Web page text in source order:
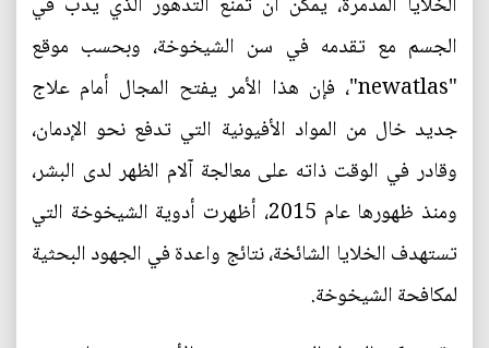
الجسم مع تقدمه في سن الشيخوخة، وبحسب موقع
"newatlas"، فإن هذا الأمر يفتح المجال أمام علاج
جديد خال من المواد الأفيونية التي تدفع نحو الإدمان،
وقادر في الوقت ذاته على معالجة آلام الظهر لدى البشر،
ومنذ ظهورها عام 2015، أظهرت أدوية الشيخوخة التي
تستهدف الخلايا الشائخة، نتائج واعدة في الجهود البحثية
لمكافحة الشيخوخة.